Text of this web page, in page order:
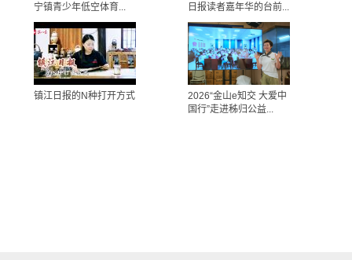
宁镇青少年低空体育...
日报读者嘉年华的台前...
镇江日报的N种打开方式
2026“金山e知交 大爱中
国行”走进秭归公益...